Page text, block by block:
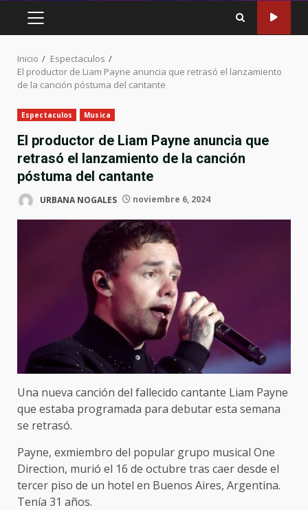
MENÚ
PRINCIPAL
Inicio
Espectaculos
El productor de Liam Payne anuncia que retrasó el lanzamiento
de la canción póstuma del cantante
Espectaculos Musica
El productor de Liam Payne anuncia que
retrasó el lanzamiento de la canción
póstuma del cantante
URBANA NOGALES noviembre 6, 2024
Una nueva canción del fallecido cantante Liam Payne
que estaba programada para debutar esta semana
se retrasó.
Payne, exmiembro del popular grupo musical One
Direction, murió el 16 de octubre tras caer desde el
tercer piso de un hotel en Buenos Aires, Argentina.
Tenía 31 años.